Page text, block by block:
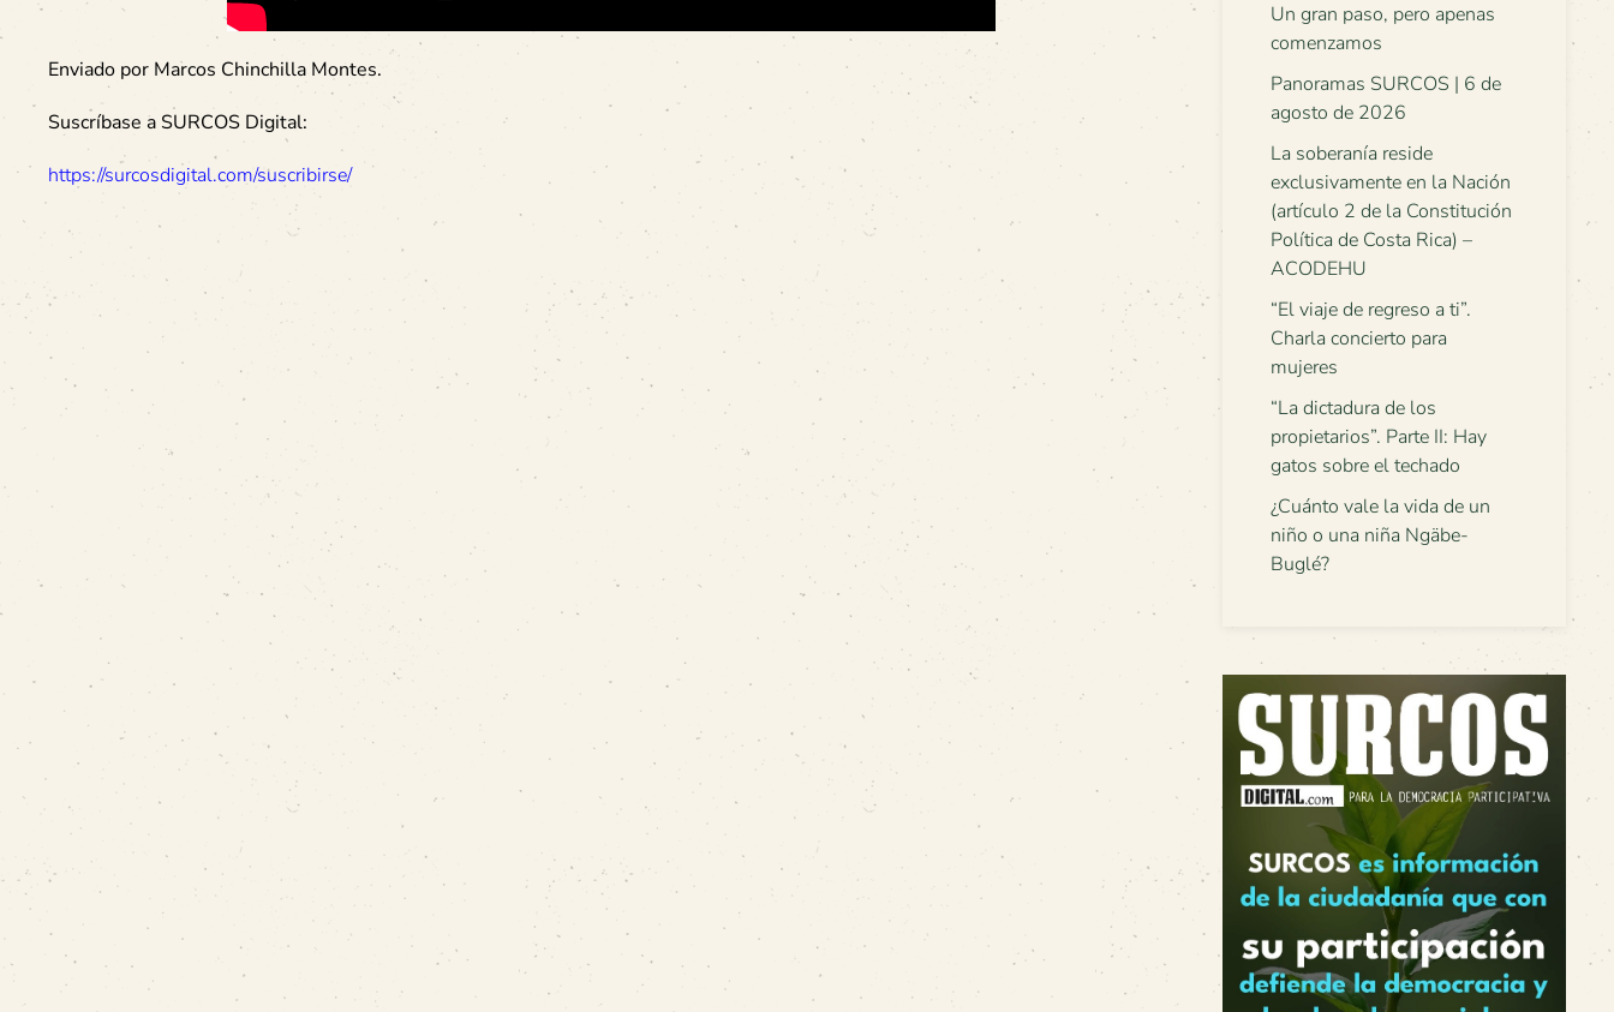
Enviado por Marcos Chinchilla Montes.
Suscríbase a SURCOS Digital:
https://surcosdigital.com/suscribirse/
Un gran paso, pero apenas
comenzamos
Panoramas SURCOS | 6 de
agosto de 2026
La soberanía reside
exclusivamente en la Nación
(artículo 2 de la Constitución
Política de Costa Rica) –
ACODEHU
“El viaje de regreso a ti”.
Charla concierto para
mujeres
“La dictadura de los
propietarios”. Parte II: Hay
gatos sobre el techado
¿Cuánto vale la vida de un
niño o una niña Ngäbe-
Buglé?